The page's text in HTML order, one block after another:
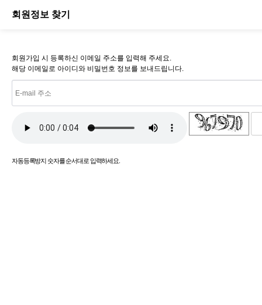
회원정보 찾기
회원가입 시 등록하신 이메일 주소를 입력해 주세요.
해당 이메일로 아이디와 비밀번호 정보를 보내드립니다.
자동등록방지 숫자를 순서대로 입력하세요.